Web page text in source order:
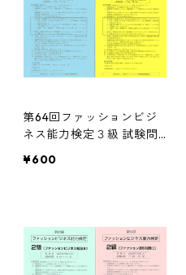
第64回ファッションビジ
ネス能力検定３級 試験問
¥600